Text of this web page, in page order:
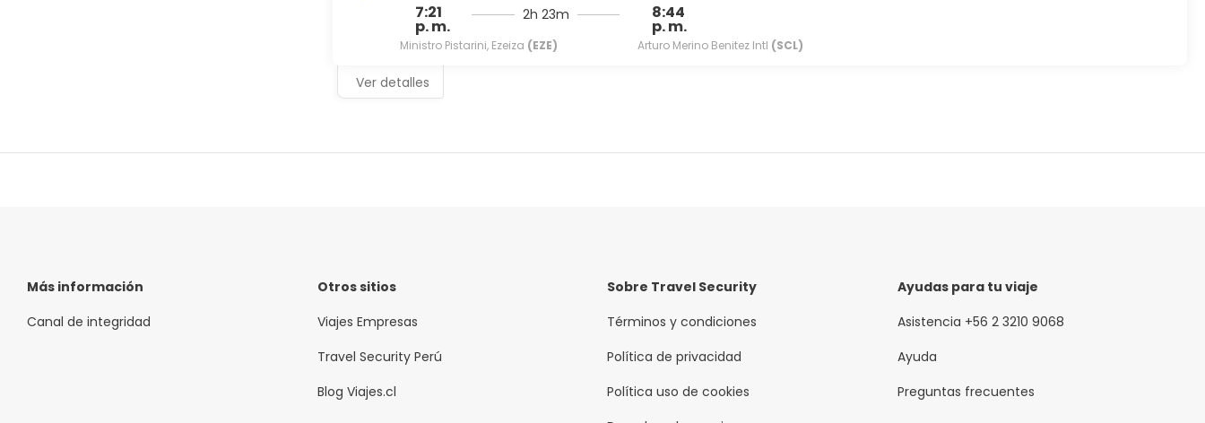
7:21
p. m.
Ministro Pistarini, Ezeiza (EZE)
2h 23m 8:44
p. m.
Arturo Merino Benitez Intl (SCL)
Ver detalles
Más información
Canal de integridad
Otros sitios
Viajes Empresas
Travel Security Perú
Blog Viajes.cl
Sobre Travel Security
Términos y condiciones
Política de privacidad
Política uso de cookies
Ayudas para tu viaje
Asistencia +56 2 3210 9068
Ayuda
Preguntas frecuentes